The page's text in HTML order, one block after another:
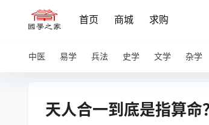
首页 商城 求购
中医 易学 兵法 史学 文学 杂学
天人合一到底是指算命